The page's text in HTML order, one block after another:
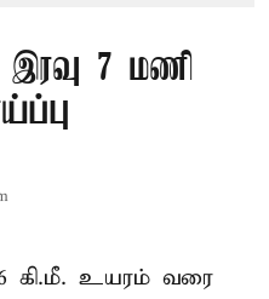
7 மணி
கி.மீ. உயரம் வரை